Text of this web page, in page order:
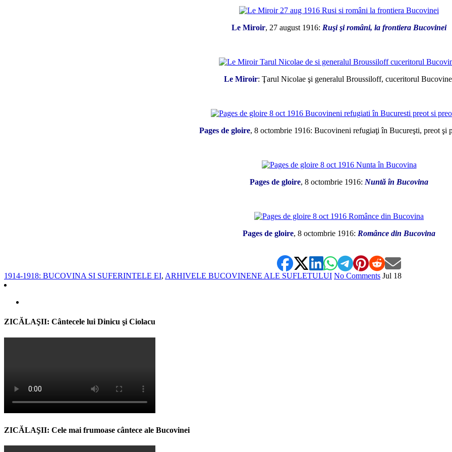
Le Miroir, 27 august 1916: Ruşi şi români, la frontiera Bucovinei
Le Miroir: Ţarul Nicolae şi generalul Broussiloff, cuceritorul
Pages de gloire, 8 octombrie 1916: Bucovineni refugiaţi în Bucureşti, preot şi
Pages de gloire, 8 octombrie 1916: Nuntă în Bucovina
Pages de gloire, 8 octombrie 1916: Românce din Bucovina
1914-1918: BUCOVINA SI SUFERINTELE EI, ARHIVELE BUCOVINENE ALE SUFLETULUI No Comments Jul 18
ZICĂLAŞII: Cântecele lui Dinicu şi Ciolacu
ZICĂLAŞII: Cele mai frumoase cântece ale Bucovinei